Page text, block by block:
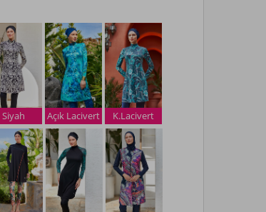
Siyah Açık Lacivert K.Lacivert